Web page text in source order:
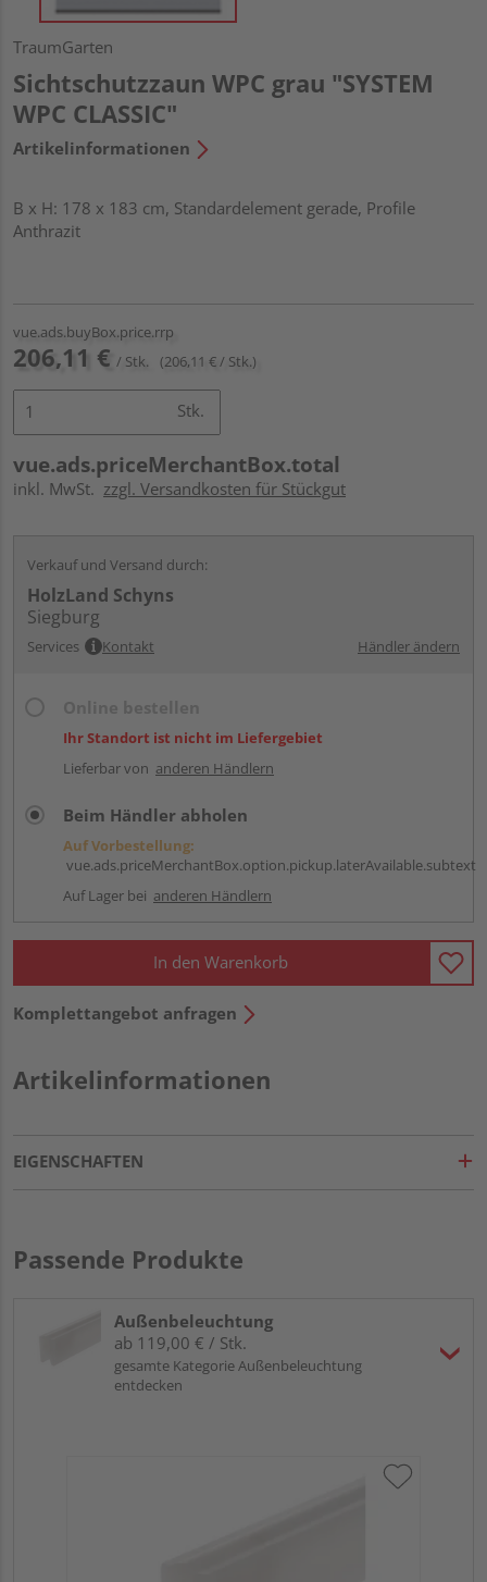
TraumGarten
Sichtschutzzaun WPC grau "SYSTEM
WPC CLASSIC"
Artikelinformationen
B x H: 178 x 183 cm, Standardelement gerade, Profile
Anthrazit
vue.ads.buyBox.price.rrp
206,11 € / Stk. (206,11 € / Stk.)
Stk.
vue.ads.priceMerchantBox.total
inkl. MwSt. zzgl. Versandkosten für Stückgut
Verkauf und Versand durch:
HolzLand Schyns
Siegburg
Services Kontakt Händler ändern
Ihr Standort ist nicht im Liefergebiet
Lieferbar von anderen Händlern
Beim Händler abholen
Auf Vorbestellung:
vue.ads.priceMerchantBox.option.pickup.laterAvailable.subtext
Auf Lager bei anderen Händlern
In den Warenkorb
Komplettangebot anfragen
Artikelinformationen
EIGENSCHAFTEN
Passende Produkte
Außenbeleuchtung
ab 119,00 € / Stk.
gesamte Kategorie Außenbeleuchtung
entdecken